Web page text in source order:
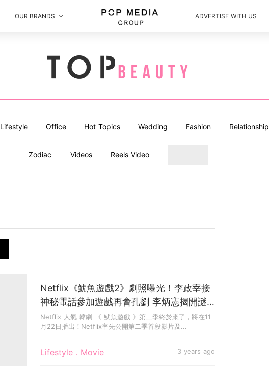
OUR BRANDS ADVERTISE WITH US
Lifestyle Office Hot Topics Wedding Fashion Relationship
Zodiac Videos Reels Video
Lifestyle．Movie 3 years ago
Netflix《魷魚遊戲2》劇照曝光！李政宰接
神秘電話參加遊戲再會孔劉 李炳憲揭開謎
團
Netflix 人氣 韓劇 《 魷魚遊戲 》第二季終於來了，將在11
月22日播出！Netflix率先公開第二季首段影片及...